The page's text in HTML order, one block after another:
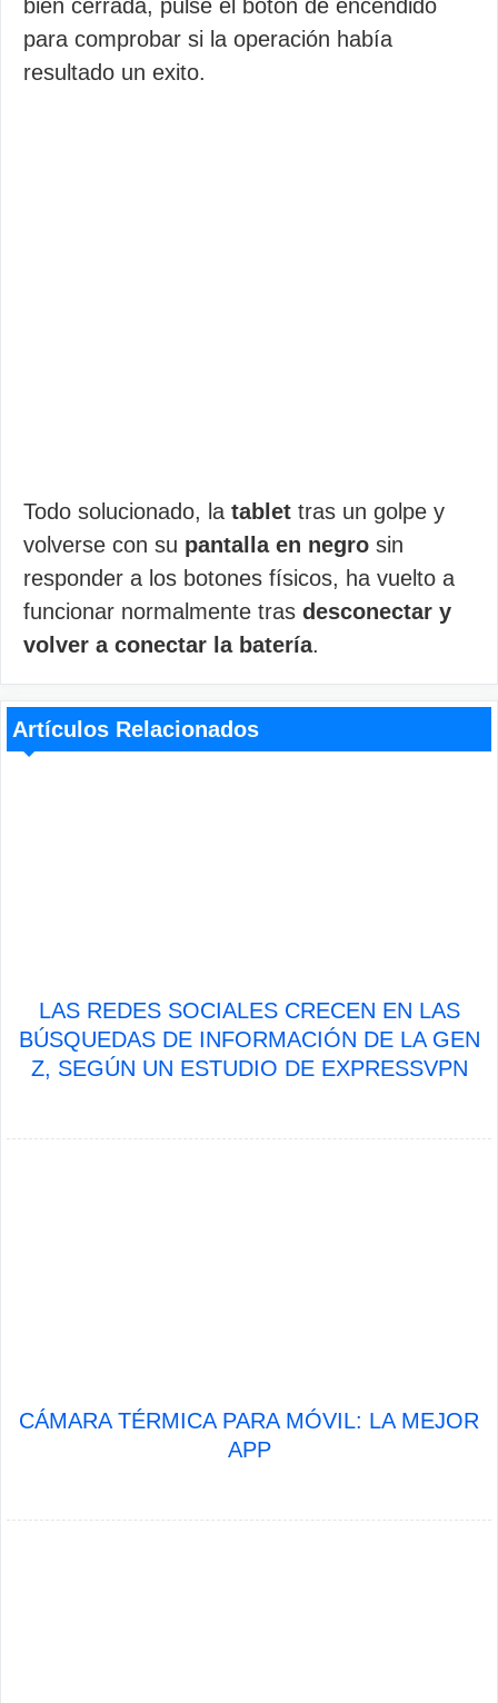
bien cerrada, pulsé el botón de encendido
para comprobar si la operación había
resultado un exito.
Todo solucionado, la tablet tras un golpe y
volverse con su pantalla en negro sin
responder a los botones físicos, ha vuelto a
funcionar normalmente tras desconectar y
volver a conectar la batería.
Artículos Relacionados
LAS REDES SOCIALES CRECEN EN LAS
BÚSQUEDAS DE INFORMACIÓN DE LA GEN
Z, SEGÚN UN ESTUDIO DE EXPRESSVPN
CÁMARA TÉRMICA PARA MÓVIL: LA MEJOR
APP